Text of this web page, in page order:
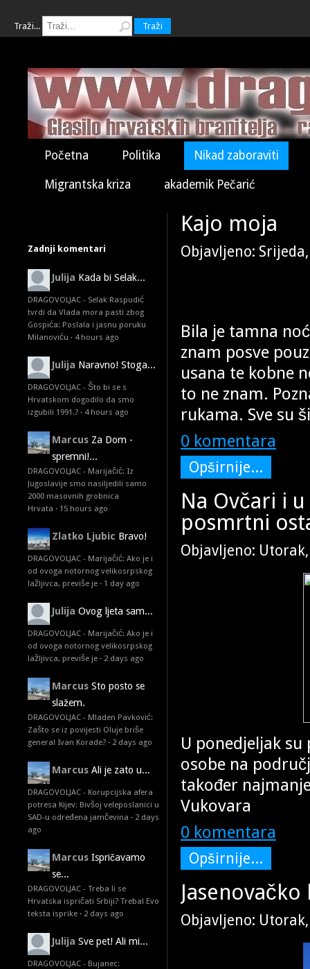
Traži... Traži
Početna Politika Nikad zaboraviti
Migrantska kriza akademik Pečarić
Zadnji komentari
Julija Kada bi Selak...
DRAGOVOLJAC - Selak Raspudić
tvrdi da Vlada mora pasti zbog
Gospića: Poslala i jasnu poruku
Milanoviću · 4 hours ago
Julija Naravno! Stoga...
DRAGOVOLJAC - Što bi se s
Hrvatskom dogodilo da smo
izgubili 1991.? · 4 hours ago
Marcus Za Dom -
spremni!...
DRAGOVOLJAC - Marijačić: Iz
Jugoslavije smo nasiljedili samo
2000 masovnih grobnica
Hrvata · 15 hours ago
Zlatko Ljubic Bravo!
DRAGOVOLJAC - Marijačić: Ako je i
od ovoga notornog velikosrpskog
lažljivca, previše je · 1 day ago
Julija Ovog ljeta sam...
DRAGOVOLJAC - Marijačić: Ako je i
od ovoga notornog velikosrpskog
lažljivca, previše je · 2 days ago
Marcus Sto posto se
slažem.
DRAGOVOLJAC - Mladen Pavković:
Zašto se iz povijesti Oluje briše
general Ivan Korade? · 2 days ago
Marcus Ali je zato u...
DRAGOVOLJAC - Korupcijska afera
potresa Kijev: Bivšoj veleposlanici u
SAD-u određena jamčevina · 2 days
ago
Marcus Ispričavamo
se...
DRAGOVOLJAC - Treba li se
Hrvatska ispričati Srbiji? Treba! Evo
teksta isprike · 2 days ago
Julija Sve pet! Ali mi...
DRAGOVOLJAC - Bujanec:
Kajo moja
Objavljeno:
Bila je tamna
znam posve
usana te kobne
to ne znam.
rukama. Sve su
0 komentara
Opširnije...
Na Ovčari i
posmrtni
Objavljeno:
U ponedjeljak
osobe na
također
Vukovara
0 komentara
Opširnije...
Objavljeno: